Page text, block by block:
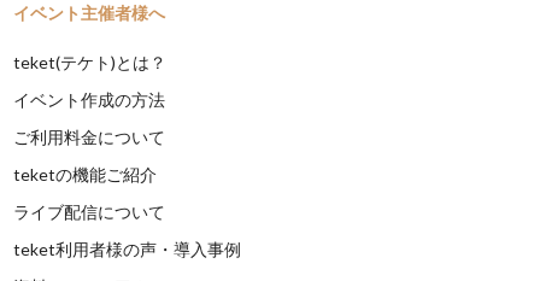
イベント主催者様へ
teket(テケト)とは？
イベント作成の方法
ご利用料金について
teketの機能ご紹介
ライブ配信について
teket利用者様の声・導入事例